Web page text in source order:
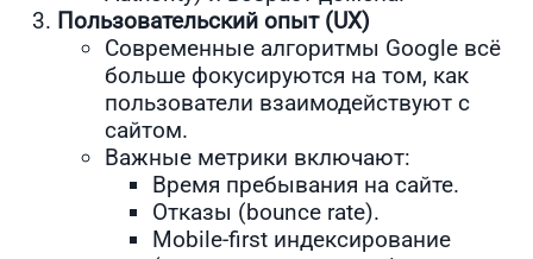
Пользовательский опыт (UX)
Современные алгоритмы Google всё
больше фокусируются на том, как
пользователи взаимодействуют с
сайтом.
Важные метрики включают:
Время пребывания на сайте.
Отказы (bounce rate).
Mobile-first индексирование